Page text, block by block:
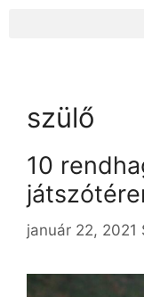
szülő
10
január 22, 2021